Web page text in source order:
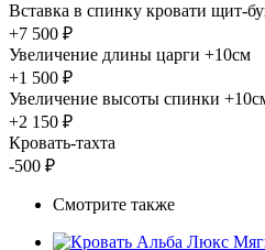
Вставка в спинку кровати щит-
+7 500 ₽
Увеличение длины царги +10см
+1 500 ₽
Увеличение высоты спинки
+2 150 ₽
Кровать-тахта
-500 ₽
Смотрите также